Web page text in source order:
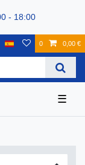
- 18:00
0 0,00 €
☰